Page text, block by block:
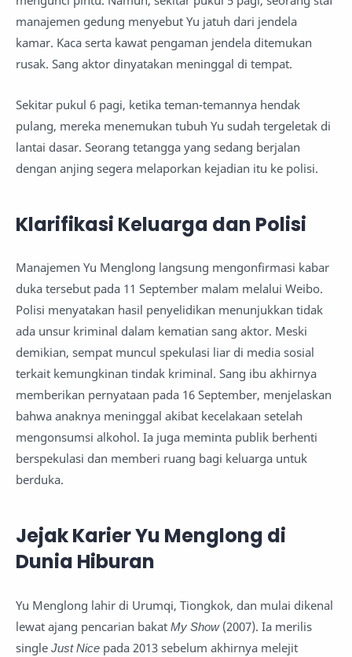
manajemen gedung menyebut Yu jatuh dari jendela
kamar. Kaca serta kawat pengaman jendela ditemukan
rusak. Sang aktor dinyatakan meninggal di tempat.
Sekitar pukul 6 pagi, ketika teman-temannya hendak
pulang, mereka menemukan tubuh Yu sudah tergeletak di
lantai dasar. Seorang tetangga yang sedang berjalan
dengan anjing segera melaporkan kejadian itu ke polisi.
Klarifikasi Keluarga dan Polisi
Manajemen Yu Menglong langsung mengonfirmasi kabar
duka tersebut pada 11 September malam melalui Weibo.
Polisi menyatakan hasil penyelidikan menunjukkan tidak
ada unsur kriminal dalam kematian sang aktor. Meski
demikian, sempat muncul spekulasi liar di media sosial
terkait kemungkinan tindak kriminal. Sang ibu akhirnya
memberikan pernyataan pada 16 September, menjelaskan
bahwa anaknya meninggal akibat kecelakaan setelah
mengonsumsi alkohol. Ia juga meminta publik berhenti
berspekulasi dan memberi ruang bagi keluarga untuk
berduka.
Jejak Karier Yu Menglong di
Dunia Hiburan
Yu Menglong lahir di Urumqi, Tiongkok, dan mulai dikenal
lewat ajang pencarian bakat My Show(2007). Ia merilis
single Just Nice pada 2013 sebelum akhirnya melejit